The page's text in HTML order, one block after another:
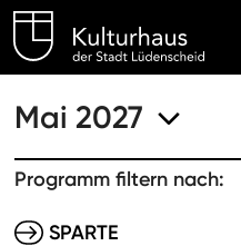
Mai 2027
Programm filtern nach:
SPARTE